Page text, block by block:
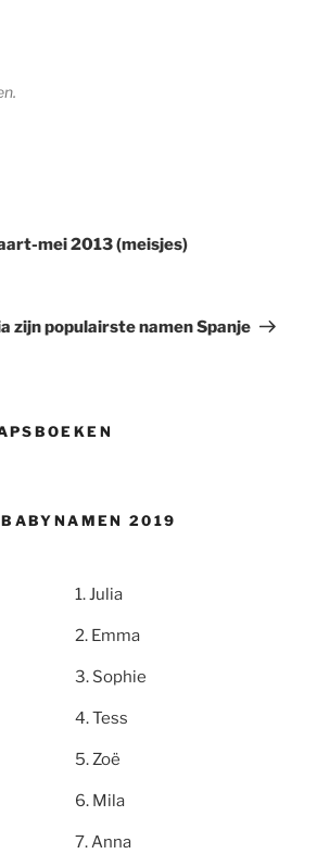
mei 2013 (meisjes)
zijn populairste namen Spanje
2019
Julia
Emma
Sophie
Tess
Zoë
Mila
Anna